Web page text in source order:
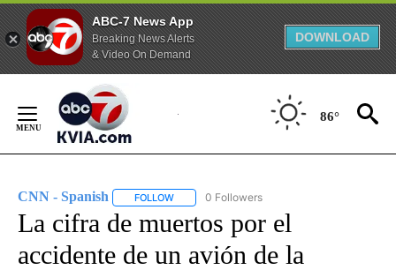
ABC-7 News App
Breaking News Alerts
& Video On Demand
DOWNLOAD
Content
86°
CNN - Spanish FOLLOW FOLLOW "CNN - SPANISH" TO RECEIVE
0 Followers
La cifra de muertos por el
accidente de un avión de la